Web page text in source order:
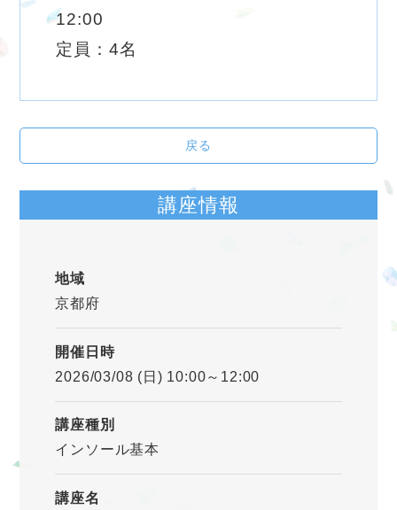
12:00
定員：4名
戻る
講座情報
地域
京都府
開催日時
2026/03/08 (日) 10:00～12:00
講座種別
インソール基本
講座名